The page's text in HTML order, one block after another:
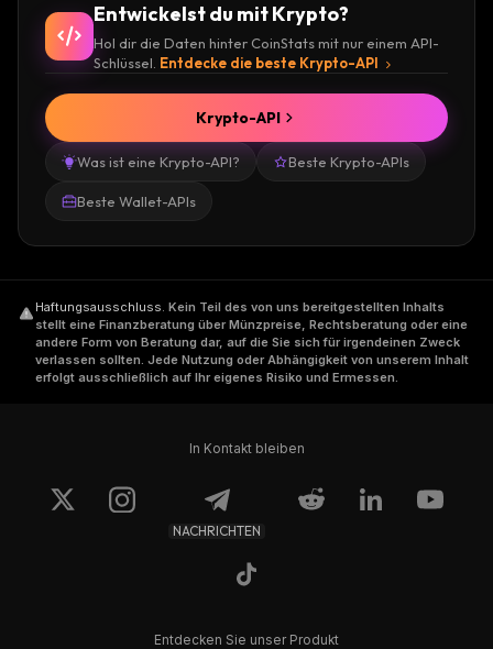
Entwickelst du mit Krypto?
Hol dir die Daten hinter CoinStats mit nur einem API-
Schlüssel. Entdecke die beste Krypto-API
Was ist eine Krypto-API? Beste Krypto-APIs
Beste Wallet-APIs
Krypto-API
Haftungsausschluss. Kein Teil des von uns bereitgestellten Inhalts
stellt eine Finanzberatung über Münzpreise, Rechtsberatung oder eine
andere Form von Beratung dar, auf die Sie sich für irgendeinen Zweck
verlassen sollten. Jede Nutzung oder Abhängigkeit von unserem Inhalt
erfolgt ausschließlich auf Ihr eigenes Risiko und Ermessen.
In Kontakt bleiben
NACHRICHTEN
Entdecken Sie unser Produkt